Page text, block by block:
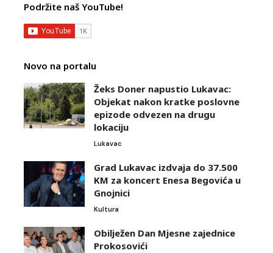
Podržite naš YouTube!
Novo na portalu
Žeks Doner napustio Lukavac:
Objekat nakon kratke poslovne
epizode odvezen na drugu
lokaciju
Lukavac
Grad Lukavac izdvaja do 37.500
KM za koncert Enesa Begovića u
Gnojnici
Kultura
Obilježen Dan Mjesne zajednice
Prokosovići